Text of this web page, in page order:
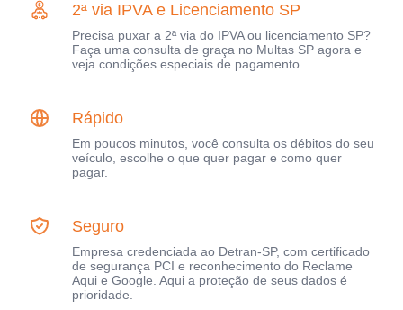
2ª via IPVA e Licenciamento SP
Precisa puxar a 2ª via do IPVA ou licenciamento SP?
Faça uma consulta de graça no Multas SP agora e
veja condições especiais de pagamento.
Rápido
Em poucos minutos, você consulta os débitos do seu
veículo, escolhe o que quer pagar e como quer
pagar.
Seguro
Empresa credenciada ao Detran-SP, com certificado
de segurança PCI e reconhecimento do Reclame
Aqui e Google. Aqui a proteção de seus dados é
prioridade.